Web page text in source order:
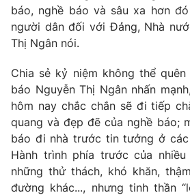
báo, nghề báo và sâu xa hơn
người dân đối với Đảng, Nhà
Thị Ngân nói.
Chia sẻ kỷ niệm không thể
báo Nguyễn Thị Ngân nhấn
hôm nay chắc chắn sẽ đi tiếp
quang và đẹp đẽ của nghề báo;
báo đi nhà trước tin tưởng ở
Hành trình phía trước của
những thử thách, khó khăn,
đường khác..., nhưng tinh thần